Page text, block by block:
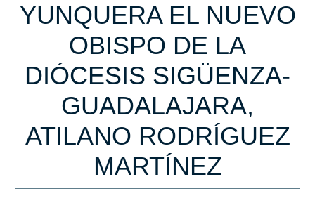
YUNQUERA EL NUEVO
OBISPO DE LA
DIÓCESIS SIGÜENZA-
GUADALAJARA,
ATILANO RODRÍGUEZ
MARTÍNEZ